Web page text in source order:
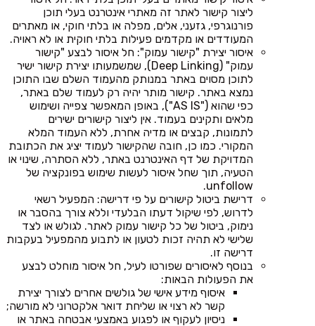
ליצור קישור לאתר זה מאתרי אינטרנט בעלי תוכן
פורנוגרפי, גזעני, אלים, מפלה או בלתי חוקי, או מאתרים
המעודדים או מקדמים פעילות בלתי חוקית או לא ראויה.
איסור יצירת "קישור עמוק": חל איסור לבצע "קישור
עמוק" (Deep Linking), שמשמעותו יצירת קישור ישיר
לתוכן מסוים באתר במנותק מהעמוד השלם שבו התוכן
נמצא באתר. קישור מותר יהיה רק לעמוד שלם באתר,
כפי שהוא ("AS IS"), באופן המאפשר צפייה ושימוש
מלאים ותקינים בעמוד. אין ליצור קישורים ישירים
לתמונות, קבצים או מדיה אחרת, ללא העמוד המלא
המקורי. כמו כן, חובה שהקישור לעמוד יציג את הכתובת
המדויקת של דף האינטרנט באתר, ללא הסתרה, שינוי או
הטעיה, תוך שחל איסור לעשות שימוש בפונקציה של
unfollow.
דרישת ביטול קישורים על פי דרישה: המפעיל רשאי
לדרוש, לפי שיקול דעתו הבלעדי וללא צורך בהסבר או
נימוק, ביטול של כל קישור עמוק לאתר. לגולש או לצד
שלישי לא תהיה זכות לטעון או לתבוע מהמפעיל בעקבות
דרישה זו.
בנוסף לאיסורים שפורטו לעיל, חל איסור מוחלט לבצע
את הפעולות הבאות:
איסוף מידע אישי של גולשים אחרים לצורך יצירת
קשר לא רצוי או שליחת דואר אלקטרוני לא מורשה;
ניסיון לעקוף או לפגוע באמצעי אבטחה באתר או